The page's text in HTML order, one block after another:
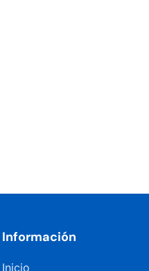
Información
Inicio